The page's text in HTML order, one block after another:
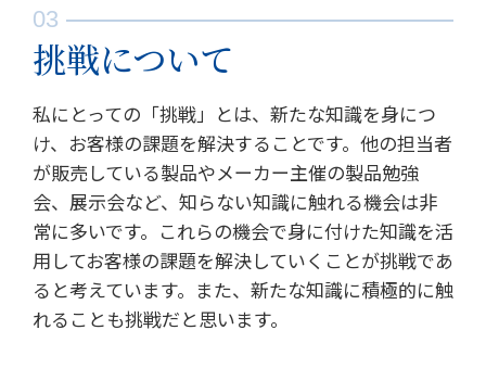
挑戦について
私にとっての「挑戦」とは、新たな知識を身につ
け、お客様の課題を解決することです。他の担当者
が販売している製品やメーカー主催の製品勉強
会、展示会など、知らない知識に触れる機会は非
常に多いです。これらの機会で身に付けた知識を活
用してお客様の課題を解決していくことが挑戦であ
ると考えています。また、新たな知識に積極的に触
れることも挑戦だと思います。